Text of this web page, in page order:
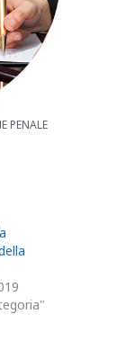
PENALE